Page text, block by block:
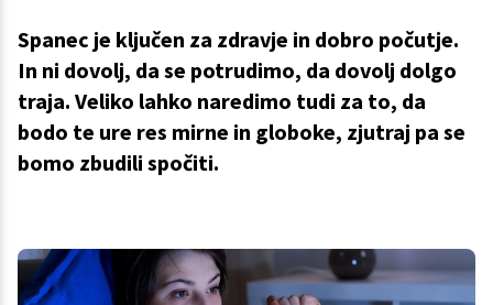
Spanec je ključen za zdravje in dobro počutje.
In ni dovolj, da se potrudimo, da dovolj dolgo
traja. Veliko lahko naredimo tudi za to, da
bodo te ure res mirne in globoke, zjutraj pa se
bomo zbudili spočiti.